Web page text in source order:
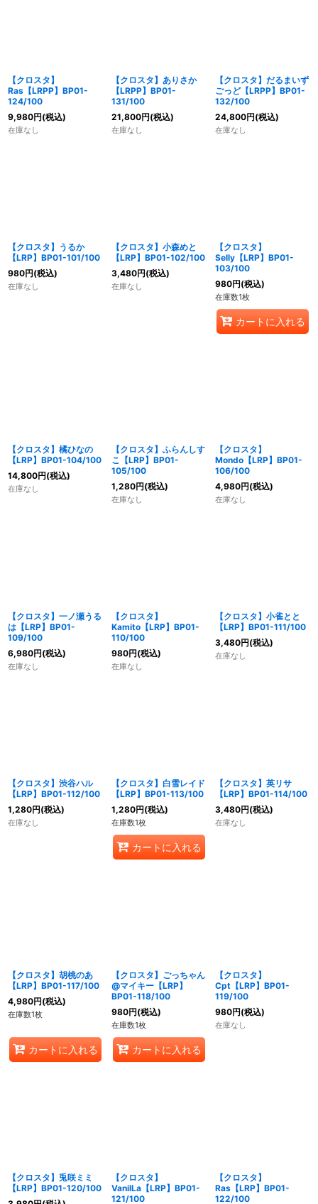
【クロスタ】
Ras【LRPP】BP01-
124/100
9,980円(税込)
在庫なし
【クロスタ】ありさか
【LRPP】BP01-
131/100
21,800円(税込)
在庫なし
【クロスタ】だるまいず
ごっど【LRPP】BP01-
132/100
24,800円(税込)
在庫なし
【クロスタ】うるか
【LRP】BP01-101/100
980円(税込)
在庫なし
【クロスタ】小森めと
【LRP】BP01-102/100
3,480円(税込)
在庫なし
【クロスタ】
Selly【LRP】BP01-
103/100
980円(税込)
在庫数1枚
カートに入れる
【クロスタ】橘ひなの
【LRP】BP01-104/100
14,800円(税込)
在庫なし
【クロスタ】ふらんしす
こ【LRP】BP01-
105/100
1,280円(税込)
在庫なし
【クロスタ】
Mondo【LRP】BP01-
106/100
4,980円(税込)
在庫なし
【クロスタ】一ノ瀬うる
は【LRP】BP01-
109/100
6,980円(税込)
在庫なし
【クロスタ】
Kamito【LRP】BP01-
110/100
980円(税込)
在庫なし
【クロスタ】小雀とと
【LRP】BP01-111/100
3,480円(税込)
在庫なし
【クロスタ】渋谷ハル
【LRP】BP01-112/100
1,280円(税込)
在庫なし
【クロスタ】白雪レイド
【LRP】BP01-113/100
1,280円(税込)
在庫数1枚
カートに入れる
【クロスタ】英リサ
【LRP】BP01-114/100
3,480円(税込)
在庫なし
【クロスタ】胡桃のあ
【LRP】BP01-117/100
4,980円(税込)
在庫数1枚
カートに入れる
【クロスタ】ごっちゃん
@マイキー【LRP】
BP01-118/100
980円(税込)
在庫数1枚
カートに入れる
【クロスタ】
Cpt【LRP】BP01-
119/100
980円(税込)
在庫なし
【クロスタ】兎咲ミミ
【LRP】BP01-120/100
【クロスタ】
VanilLa【LRP】BP01-
121/100
【クロスタ】
Ras【LRP】BP01-
122/100